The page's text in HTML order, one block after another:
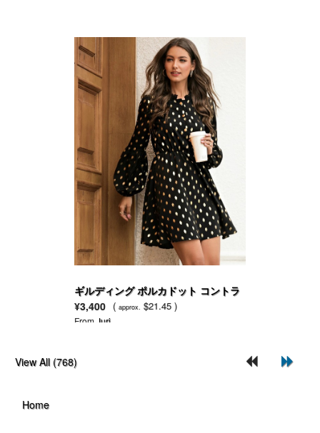
ギルディング ポルカドット コントラ
スト レースドレス
¥3,400 ( approx. $21.45 )
From Juri
View All (768)
Home